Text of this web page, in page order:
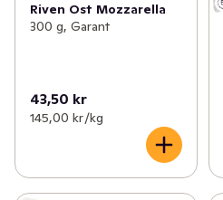
Riven Ost Mozzarella
300 g, Garant
43,50 kr
145,00 kr /kg